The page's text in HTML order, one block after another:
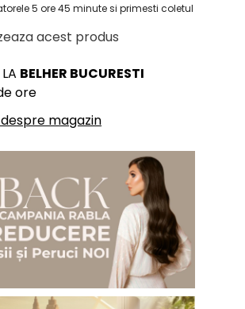
5 ore45 minutesi primesti coletul
acest produs
BELHER BUCURESTI
ore
magazin